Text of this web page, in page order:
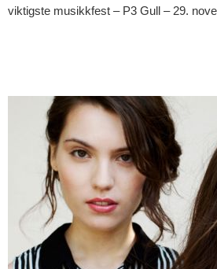
viktigste musikkfest – P3 Gull – 29.